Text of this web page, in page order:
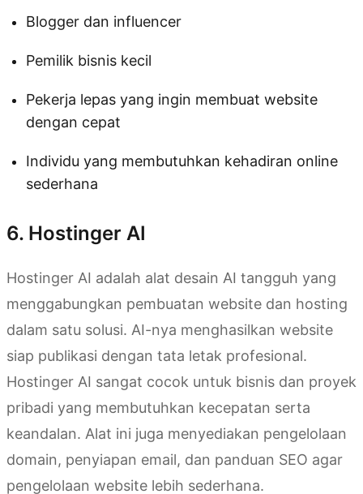
Blogger dan influencer
Pemilik bisnis kecil
Pekerja lepas yang ingin membuat website
dengan cepat
Individu yang membutuhkan kehadiran online
sederhana
6. Hostinger AI
Hostinger AI adalah alat desain AI tangguh yang
menggabungkan pembuatan website dan hosting
dalam satu solusi. AI-nya menghasilkan website
siap publikasi dengan tata letak profesional.
Hostinger AI sangat cocok untuk bisnis dan proyek
pribadi yang membutuhkan kecepatan serta
keandalan. Alat ini juga menyediakan pengelolaan
domain, penyiapan email, dan panduan SEO agar
pengelolaan website lebih sederhana.